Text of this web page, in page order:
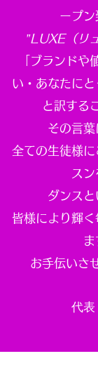
ープン
”LUXE（リ
「ブランドや
い・あなたにと
と訳する
その言葉
全ての生徒様
スン
ダンスと
皆様により輝
ま
お手伝いさ
代